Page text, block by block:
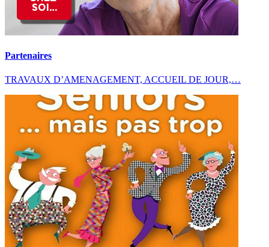
Partenaires
TRAVAUX D’AMENAGEMENT, ACCUEIL DE JOUR,…